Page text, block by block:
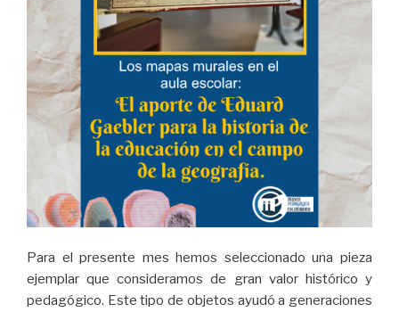
Para el presente mes hemos seleccionado una pieza
ejemplar que consideramos de gran valor histórico y
pedagógico. Este tipo de objetos ayudó a generaciones